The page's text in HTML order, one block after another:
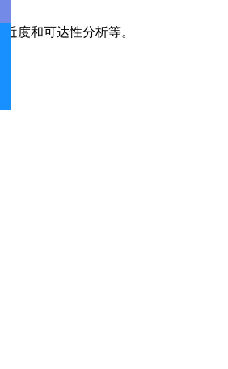
度和可达性分析等。